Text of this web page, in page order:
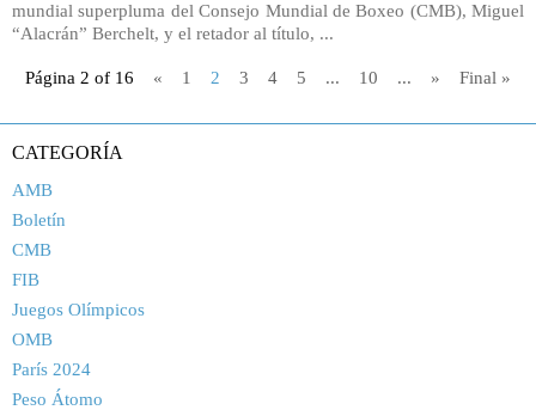
mundial superpluma del Consejo Mundial de Boxeo (CMB), Miguel
“Alacrán” Berchelt, y el retador al título, ...
Página 2 of 16 « 1 2 3 4 5 ... 10 ... » Final »
CATEGORÍA
AMB
Boletín
CMB
FIB
Juegos Olímpicos
OMB
París 2024
Peso Átomo